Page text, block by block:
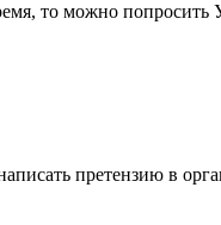
то можно
претензию в